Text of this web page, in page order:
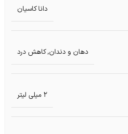
دانا کاسیان
دهان و دندان,کاهش درد
2 میلی لیتر